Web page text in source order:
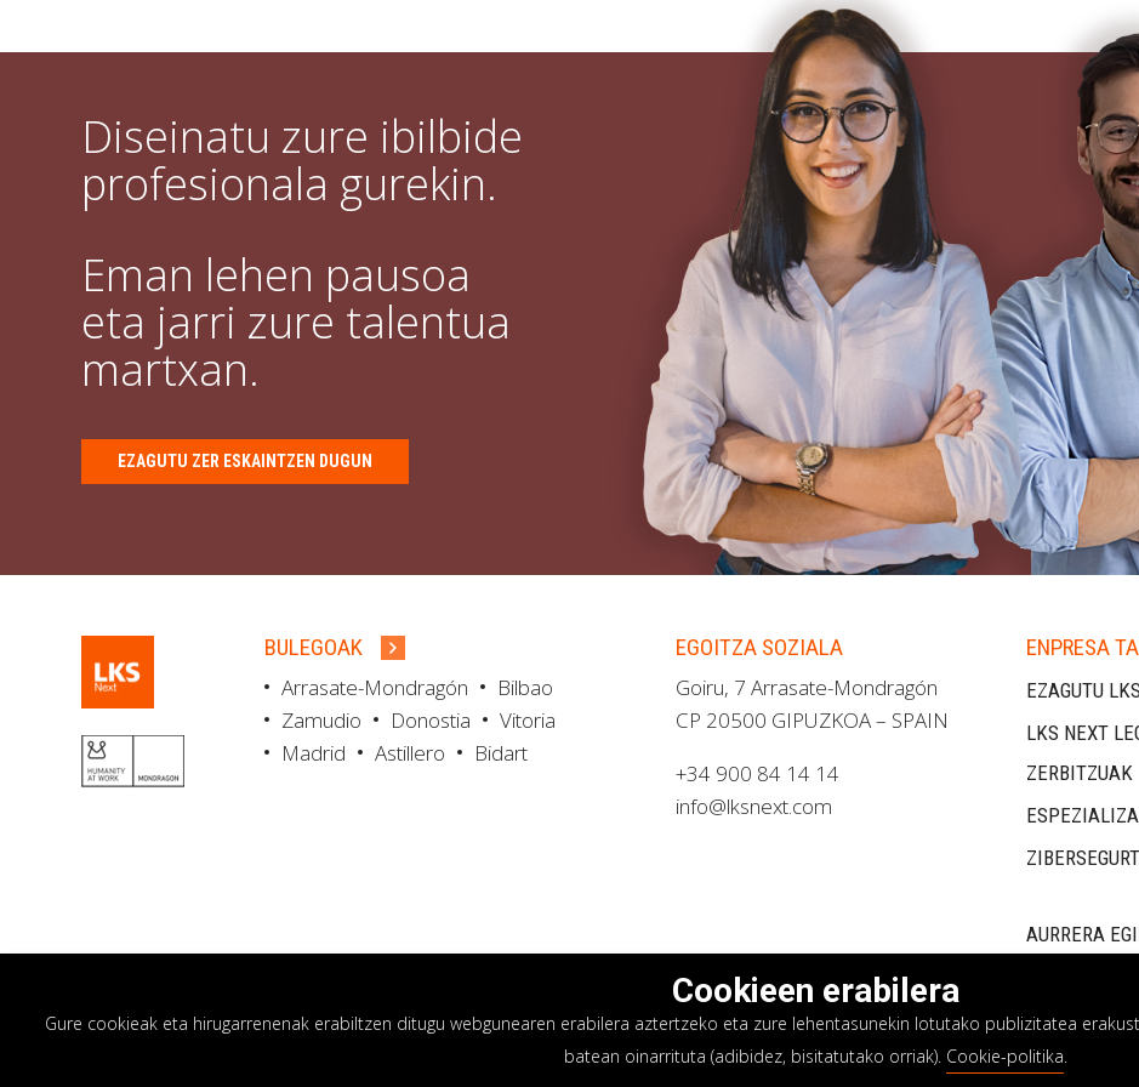
Diseinatu zure ibilbide
profesionala gurekin.
Eman lehen pausoa
eta jarri zure talentua
martxan.
EZAGUTU ZER ESKAINTZEN DUGUN
BULEGOAK
Arrasate-Mondragón
Bilbao
Zamudio
Donostia
Vitoria
Madrid
Astillero Bidart
EGOITZA SOZIALA
Goiru, 7 Arrasate-Mondragón
CP 20500 GIPUZKOA – SPAIN
+34 900 84 14 14
info@lksnext.com
ENPRESA
EZAGUTU
LKS NEXT
ZERBITZUAK
AURRERA
Pribatutasun politika Cookieen politika Barne informazio
Cookieen erabilera
Gure cookieak eta hirugarrenenak erabiltzen ditugu webgunearen erabilera aztertzeko eta zure lehentasunekin lotutako publizitatea
batean oinarrituta (adibidez, bisitatutako orriak). Cookie-politika.